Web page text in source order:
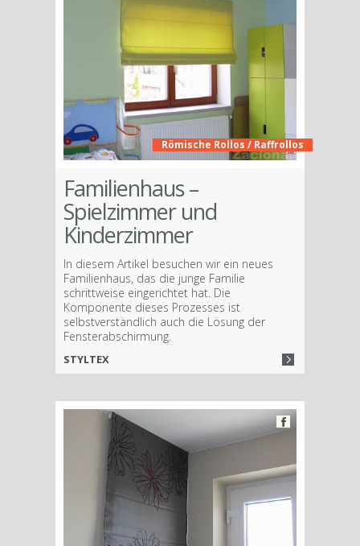
Römische Rollos / Raffrollos
Familienhaus –
Spielzimmer und
Kinderzimmer
In diesem Artikel besuchen wir ein neues
Familienhaus, das die junge Familie
schrittweise eingerichtet hat. Die
Komponente dieses Prozesses ist
selbstverständlich auch die Lösung der
Fensterabschirmung.
STYLTEX